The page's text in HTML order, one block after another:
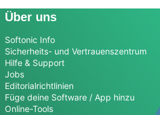
Über uns
Softonic Info
Sicherheits- und Vertrauenszentrum
Hilfe & Support
Jobs
Editorialrichtlinien
Füge deine Software / App hinzu
Online-Tools